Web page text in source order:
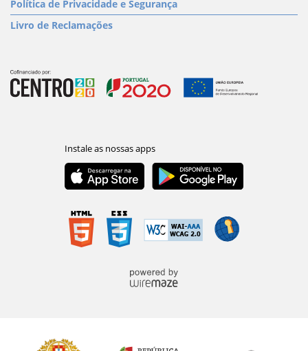
Política de Privacidade e Segurança
Livro de Reclamações